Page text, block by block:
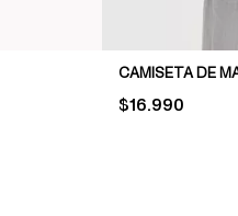
PRICE:
$16.990